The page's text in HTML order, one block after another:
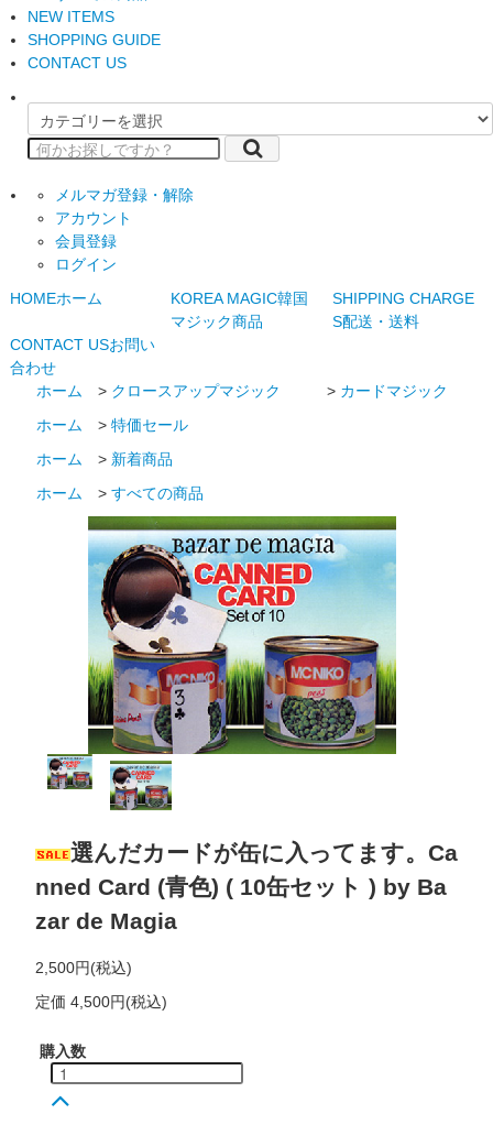
NEW ITEMS
SHOPPING GUIDE
CONTACT US
メルマガ登録・解除
アカウント
会員登録
ログイン
HOMEホーム KOREA MAGIC韓国
マジック商品
SHIPPING CHARGE
S配送・送料
CONTACT USお問い
合わせ
ホーム
> クロースアップマジック > カードマジック
ホーム
>特価セール
ホーム
> 新着商品
ホーム
>すべての商品
選んだカードが缶に入ってます。Ca
nned Card (青色) ( 10缶セット ) by Ba
zar de Magia
2,500円(税込)
定価 4,500円(税込)
購入数